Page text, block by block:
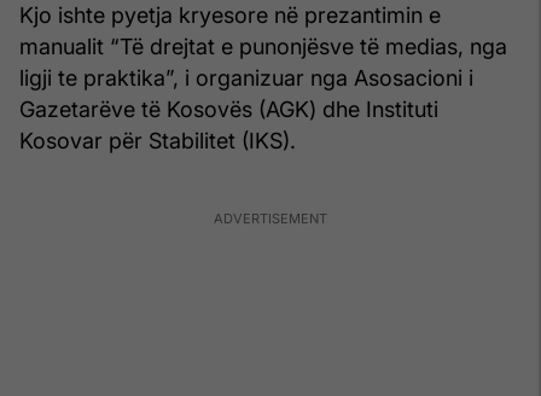
Kjo ishte pyetja kryesore në prezantimin e
manualit “Të drejtat e punonjësve të medias, nga
ligji te praktika”, i organizuar nga Asosacioni i
Gazetarëve të Kosovës (AGK) dhe Instituti
Kosovar për Stabilitet (IKS).